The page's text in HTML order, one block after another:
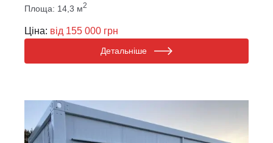
Площа: 14,3 м2
Ціна: від 155 000 грн
Детальніше